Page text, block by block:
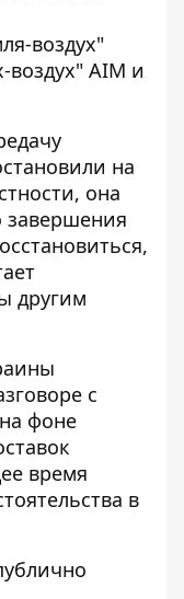
воздух"
воздух" AIM и
на
она
завершения
другим
с
фоне
время
в